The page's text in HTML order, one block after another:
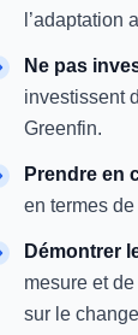
l’adaptation
Ne pas
investissent
Greenfin.
Prendre en
en termes
Démontrer
mesure et
sur le